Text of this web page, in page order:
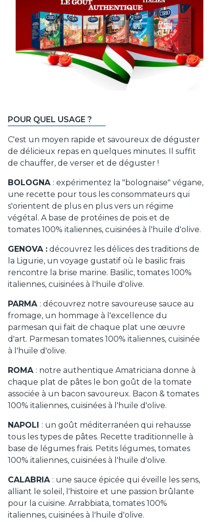
POUR QUEL USAGE ?
C'est un moyen rapide et savoureux de déguster
de délicieux repas en quelques minutes. Il suffit
de chauffer, de verser et de déguster !
BOLOGNA : expérimentez la "bolognaise" végane,
une recette pour tous les consommateurs qui
s'orientent de plus en plus vers un régime
végétal. A base de protéines de pois et de
tomates 100% italiennes, cuisinées à l'huile d'olive.
GENOVA : découvrez les délices des traditions de
la Ligurie, un voyage gustatif où le basilic frais
rencontre la brise marine. Basilic, tomates 100%
italiennes, cuisinées à l'huile d'olive.
PARMA : découvrez notre savoureuse sauce au
fromage, un hommage à l'excellence du
parmesan qui fait de chaque plat une œuvre
d'art. Parmesan tomates 100% italiennes, cuisinée
à l'huile d'olive.
ROMA : notre authentique Amatriciana donne à
chaque plat de pâtes le bon goût de la tomate
associée à un bacon savoureux. Bacon & tomates
100% italiennes, cuisinées à l'huile d'olive.
NAPOLI : un goût méditerranéen qui rehausse
tous les types de pâtes. Recette traditionnelle à
base de légumes frais. Petits légumes, tomates
100% italiennes, cuisinées à l'huile d'olive.
CALABRIA : une sauce épicée qui éveille les sens,
alliant le soleil, l'histoire et une passion brûlante
pour la cuisine. Arrabbiata, tomates 100%
italiennes, cuisinées à l'huile d'olive.